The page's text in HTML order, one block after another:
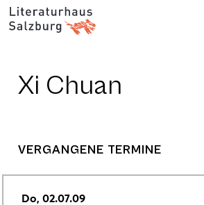
Xi Chuan
VERGANGENE TERMINE
Do, 02.07.09